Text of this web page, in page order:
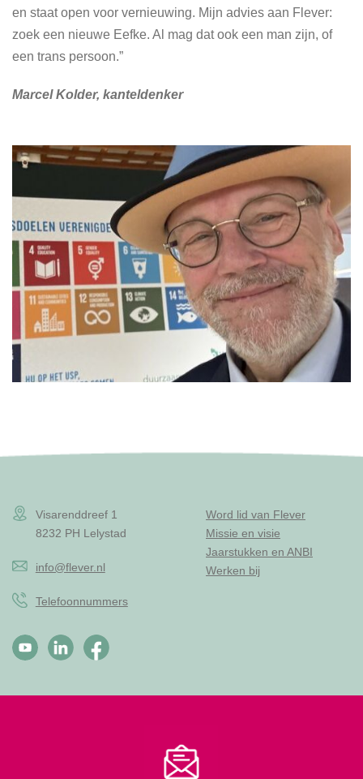
en staat open voor vernieuwing. Mijn advies aan Flever:
zoek een nieuwe Eefke. Al mag dat ook een man zijn, of
een trans persoon.”
Marcel Kolder, kanteldenker
Visarenddreef 1
8232 PH Lelystad
info@flever.nl
Telefoonnummers
Word lid van Flever
Missie en visie
Jaarstukken en ANBI
Werken bij